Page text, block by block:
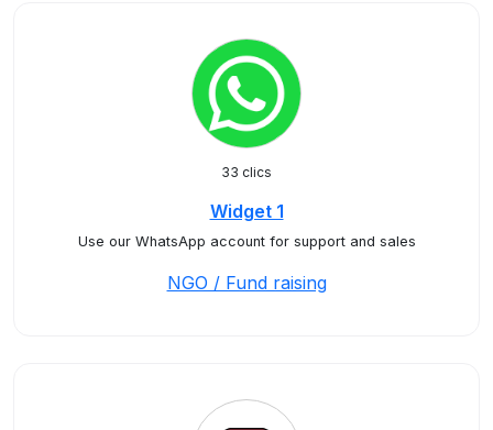
33 clics
Widget 1
Use our WhatsApp account for support and sales
NGO / Fund raising